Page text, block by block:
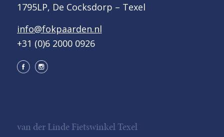
1795LP, De Cocksdorp – Texel
info@fokpaarden.nl
+31 (0)6 2000 0926
van der Linde Fietswinkel Texel